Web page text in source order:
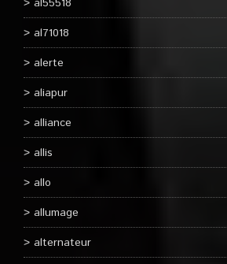
al55518
al71018
alerte
aliapur
alliance
allis
allo
allumage
alternateur